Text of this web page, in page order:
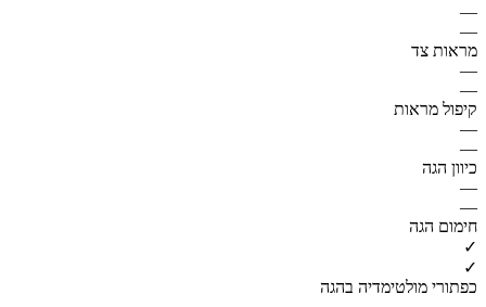
—
—
מראות צד
—
—
קיפול מראות
—
—
כיוון הגה
—
—
חימום הגה
✓
✓
כפתורי מולטימדיה בהגה